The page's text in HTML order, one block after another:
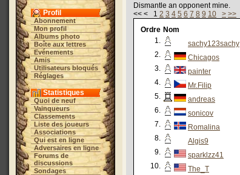
Profil
Abonnement
Mon profil
Albums photo
Boîte aux lettres
Evénements
Amis
Utilisateurs bloqués
Réglages
Statistiques
Quoi de neuf
Vainqueurs
Classements
Liste des joueurs
Associations
Qui est en ligne
Adversaires en ligne
Forums de
discussions
Sondages
Dismantle an opponent mine.
<< < 1 2 3 4 5 6 7 8 9 10 > >>
Ordre Nom
1.
sachy123sachy
2.
Chicagos
3.
painter
4.
Mr.Filip
5.
andreas
6.
sonicov
7.
Romalina
8.
Algis9
9.
sparklzz41
10.
The_T